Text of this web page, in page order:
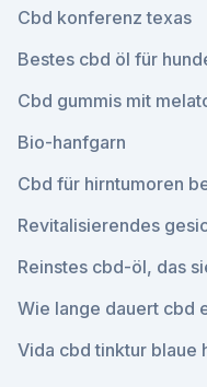
Cbd konferenz texas
Bestes cbd öl für
Cbd gummis mit
Bio-hanfgarn
Cbd für hirntumoren
Revitalisierendes
Reinstes cbd-öl, das
Wie lange dauert cbd
Vida cbd tinktur blaue